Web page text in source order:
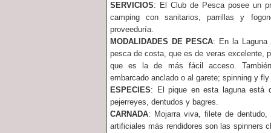
SERVICIOS: El Club de Pesca posee un
camping con sanitarios, parrillas y
proveeduría.
MODALIDADES DE PESCA: En la Laguna
pesca de costa, que es de veras excelente,
que es la de más fácil acceso.
embarcado anclado o al garete; spinning y
ESPECIES: El pique en esta laguna está
pejerreyes, dentudos y bagres.
CARNADA: Mojarra viva, filete de
artificiales más rendidores son las spinners